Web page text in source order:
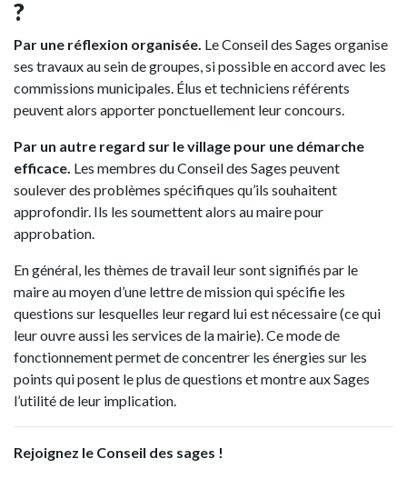
?
Par une réflexion organisée. Le Conseil des Sages organise
ses travaux au sein de groupes, si possible en accord avec les
commissions municipales. Élus et techniciens référents
peuvent alors apporter ponctuellement leur concours.
Par un autre regard sur le village pour une démarche
efficace. Les membres du Conseil des Sages peuvent
soulever des problèmes spécifiques qu’ils souhaitent
approfondir. Ils les soumettent alors au maire pour
approbation.
En général, les thèmes de travail leur sont signifiés par le
maire au moyen d’une lettre de mission qui spécifie les
questions sur lesquelles leur regard lui est nécessaire (ce qui
leur ouvre aussi les services de la mairie). Ce mode de
fonctionnement permet de concentrer les énergies sur les
points qui posent le plus de questions et montre aux Sages
l’utilité de leur implication.
Rejoignez le Conseil des sages !